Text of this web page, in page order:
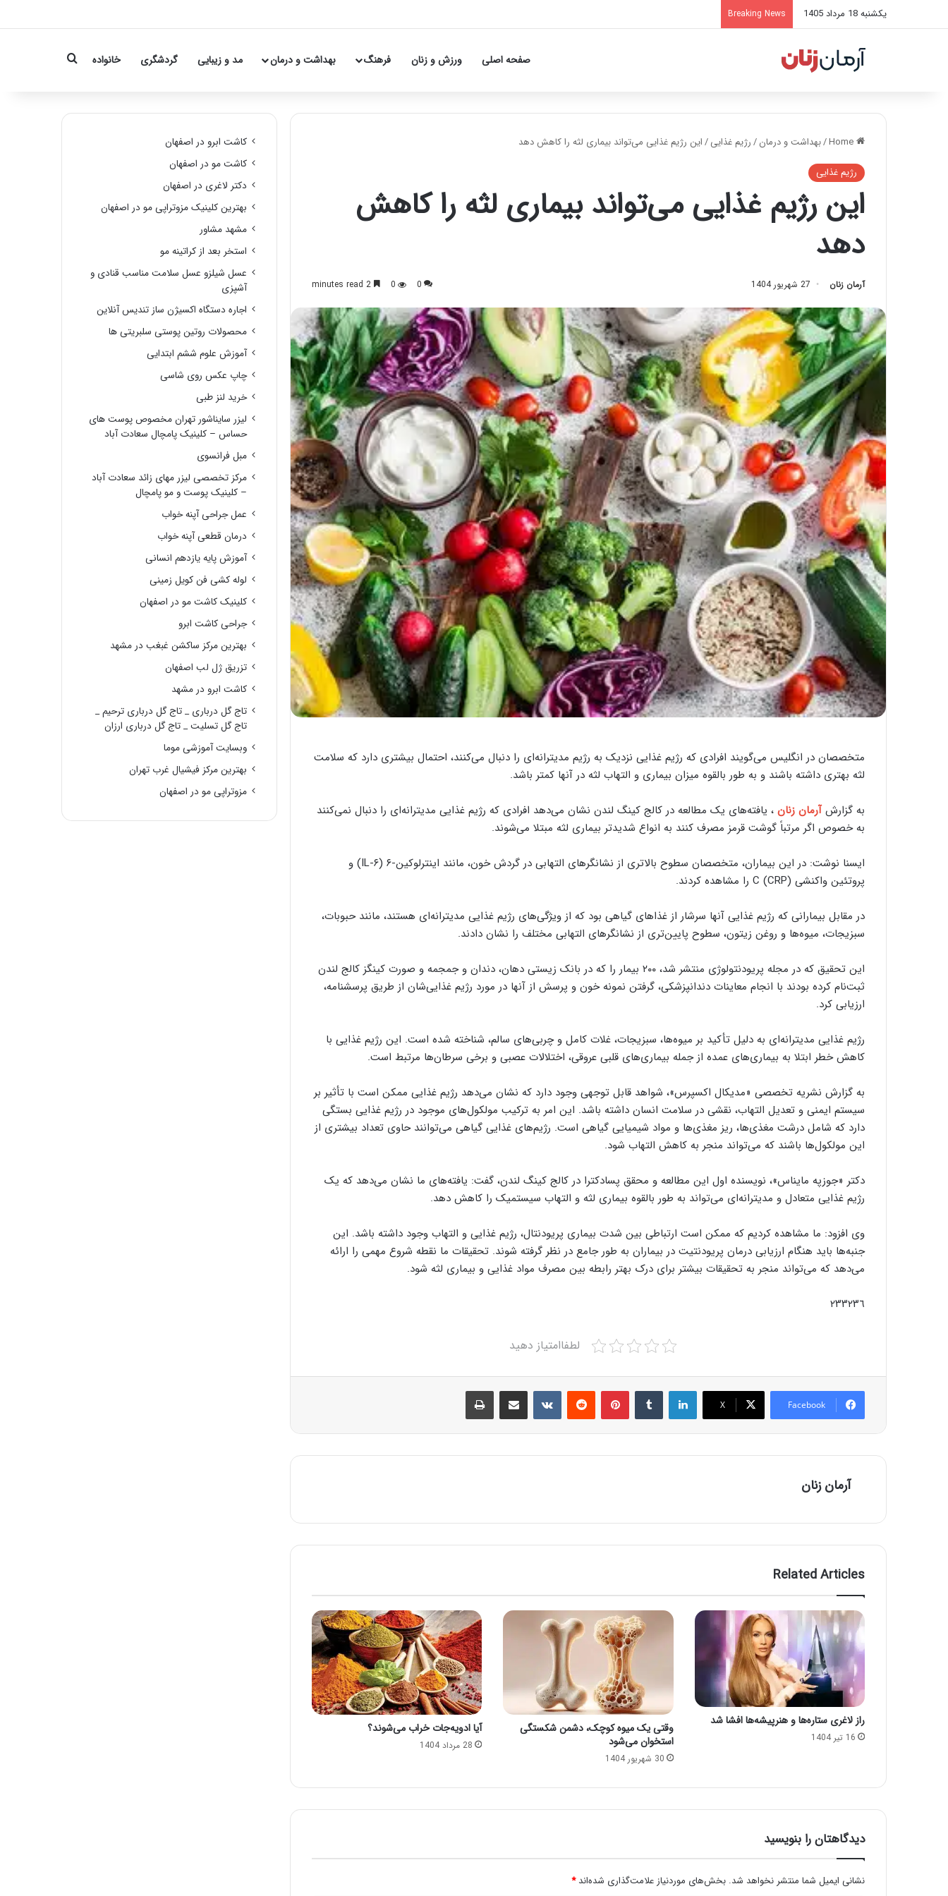
یکشنبه 18 مرداد 1405 Breaking News
صفحه اصلی ورزش و زنان فرهنگ بهداشت و درمان مد و زیبایی گردشگری خانواده Search for
/بهداشت و درمان/رژیم غذایی/این رژیم غذایی می‌تواند بیماری لثه را کاهش دهد
رژیم غذایی
این رژیم غذایی می‌تواند بیماری لثه را کاهش
دهد
آرمان زنان 27 شهریور 1404 0
0
متخصصان در انگلیس می‌گویند افرادی که رژیم غذایی نزدیک به رژیم مدیترانه‌ای را دنبال می‌کنند، احتمال بیشتری دارد که سلامت
لثه بهتری داشته باشند و به طور بالقوه میزان بیماری و التهاب لثه در آنها کمتر باشد.
به گزارشآرمان زنان ، یافته‌های یک مطالعه در کالج کینگ لندن نشان می‌دهد افرادی که رژیم غذایی مدیترانه‌ای را دنبال نمی‌کنند
به خصوص اگر مرتباً گوشت قرمز مصرف کنند به انواع شدیدتر بیماری لثه مبتلا می‌شوند.
ایسنا نوشت: در این بیماران، متخصصان سطوح بالاتری از نشانگرهای التهابی در گردش خون، مانند اینترلوکین-۶ (IL-۶) و
پروتئین واکنشی C (CRP) را مشاهده کردند.
در مقابل بیمارانی که رژیم غذایی آنها سرشار از غذاهای گیاهی بود که از ویژگی‌های رژیم غذایی مدیترانه‌ای هستند، مانند حبوبات،
سبزیجات، میوه‌ها و روغن زیتون، سطوح پایین‌تری از نشانگرهای التهابی مختلف را نشان دادند.
این تحقیق که در مجله پریودنتولوژی منتشر شد، ۲۰۰ بیمار را که در بانک زیستی دهان، دندان و جمجمه و صورت کینگز کالج لندن
ثبت‌نام کرده بودند با انجام معاینات دندانپزشکی، گرفتن نمونه خون و پرسش از آنها در مورد رژیم غذایی‌شان از طریق پرسشنامه،
ارزیابی کرد.
رژیم غذایی مدیترانه‌ای به دلیل تأکید بر میوه‌ها، سبزیجات، غلات کامل و چربی‌های سالم، شناخته شده است. این رژیم غذایی با
کاهش خطر ابتلا به بیماری‌های عمده از جمله بیماری‌های قلبی عروقی، اختلالات عصبی و برخی سرطان‌ها مرتبط است.
به گزارش نشریه تخصصی «مدیکال اکسپرس»، شواهد قابل توجهی وجود دارد که نشان می‌دهد رژیم غذایی ممکن است با تأثیر بر
سیستم ایمنی و تعدیل التهاب، نقشی در سلامت انسان داشته باشد. این امر به ترکیب مولکول‌های موجود در رژیم غذایی بستگی
دارد که شامل درشت مغذی‌ها، ریز مغذی‌ها و مواد شیمیایی گیاهی است. رژیم‌های غذایی گیاهی می‌توانند حاوی تعداد بیشتری از
این مولکول‌ها باشند که می‌تواند منجر به کاهش التهاب شود.
دکتر «جوزپه مایناس»، نویسنده اول این مطالعه و محقق پسادکترا در کالج کینگ لندن، گفت: یافته‌های ما نشان می‌دهد که یک
رژیم غذایی متعادل و مدیترانه‌ای می‌تواند به طور بالقوه بیماری لثه و التهاب سیستمیک را کاهش دهد.
وی افزود: ما مشاهده کردیم که ممکن است ارتباطی بین شدت بیماری پریودنتال، رژیم غذایی و التهاب وجود داشته باشد. این
جنبه‌ها باید هنگام ارزیابی درمان پریودنتیت در بیماران به طور جامع در نظر گرفته شوند. تحقیقات ما نقطه شروع مهمی را ارائه
می‌دهد که می‌تواند منجر به تحقیقات بیشتر برای درک بهتر رابطه بین مصرف مواد غذایی و بیماری لثه شود.
٢٣٣٢٣٦
لطفاامتیاز دهید
Facebook
X
LinkedIn
Tumblr
Pinterest
Reddit
VKontakte
Share via Email
Print
آرمان زنان
Related Articles
راز لاغری ستاره‌ها و هنرپیشه‌ها افشا شد
16 تیر 1404
وقتی یک میوه کوچک، دشمن شکستگی
استخوان می‌شود
30 شهریور 1404
آیا ادویه‌جات خراب می‌شوند؟
28 مرداد 1404
دیدگاهتان را بنویسید
نشانی ایمیل شما منتشر نخواهد شد. بخش‌های موردنیاز علامت‌گذاری شده‌اند*
کاشت ابرو در اصفهان
کاشت مو در اصفهان
دکتر لاغری در اصفهان
بهترین کلینیک مزوتراپی مو در اصفهان
مشهد مشاور
استخر بعد از کراتینه مو
عسل شیلزو عسل سلامت مناسب قنادی و
آشپزی
اجاره دستگاه اکسیژن ساز تندیس آنلاین
محصولات روتین پوستی سلبریتی ها
آموزش علوم ششم ابتدایی
چاپ عکس روی شاسی
خرید لنز طبی
لیزر سایناشور تهران مخصوص پوست های
حساس – کلینیک پامچال سعادت آباد
مبل فرانسوی
مرکز تخصصی لیزر مهای زائد سعادت آباد
– کلینیک پوست و مو پامچال
عمل جراحی آپنه خواب
درمان قطعی آپنه خواب
آموزش پایه یازدهم انسانی
لوله کشی فن کویل زمینی
کلینیک کاشت مو در اصفهان
جراحی کاشت ابرو
بهترین مرکز ساکشن غبغب در مشهد
تزریق ژل لب اصفهان
کاشت ابرو در مشهد
تاج گل درباری _ تاج گل درباری ترحیم _
تاج گل تسلیت _ تاج گل درباری ارزان
وبسایت آموزشی موما
بهترین مرکز فیشیال غرب تهران
مزوتراپی مو در اصفهان